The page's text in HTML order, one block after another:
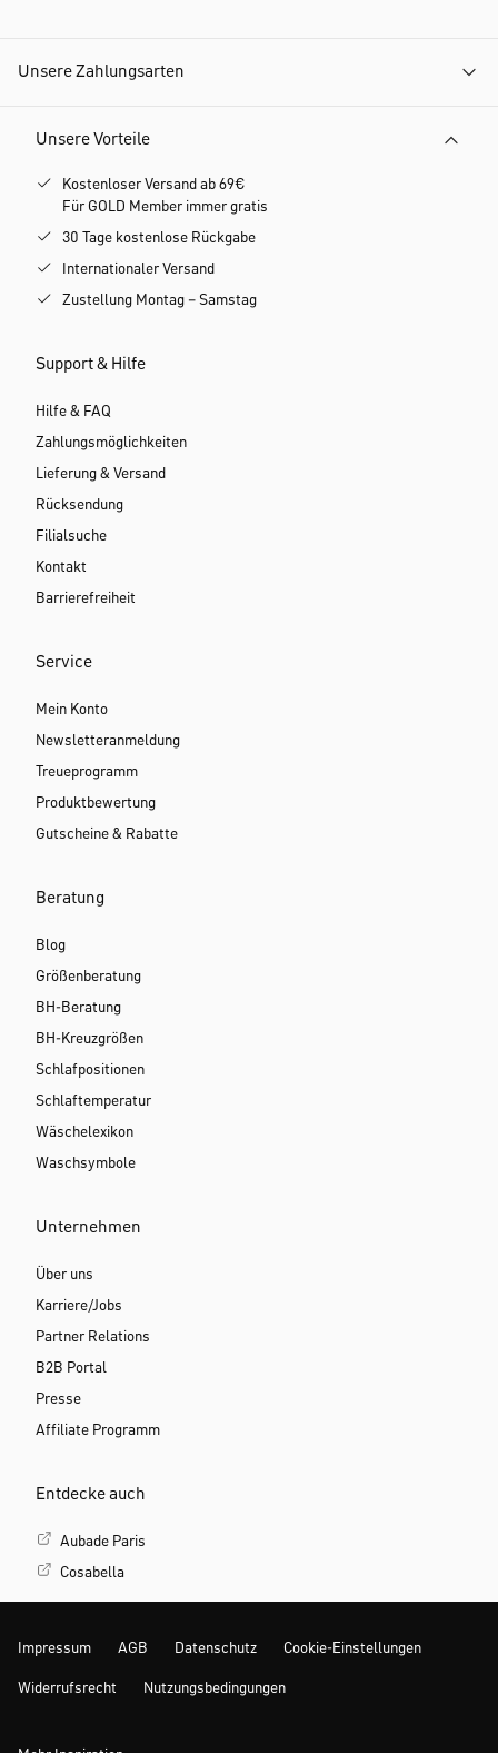
Unsere Zahlungsarten
Unsere Vorteile
Kostenloser Versand ab 69€
Für GOLD Member immer gratis
30 Tage kostenlose Rückgabe
Internationaler Versand
Zustellung Montag – Samstag
Support & Hilfe
Hilfe & FAQ
Zahlungsmöglichkeiten
Lieferung & Versand
Rücksendung
Filialsuche
Kontakt
Barrierefreiheit
Service
Mein Konto
Newsletteranmeldung
Treueprogramm
Produktbewertung
Gutscheine & Rabatte
Beratung
Blog
Größenberatung
BH-Beratung
BH-Kreuzgrößen
Schlafpositionen
Schlaftemperatur
Wäschelexikon
Waschsymbole
Unternehmen
Über uns
Karriere/Jobs
Partner Relations
B2B Portal
Presse
Affiliate Programm
Entdecke auch
Aubade Paris
Cosabella
Impressum AGB Datenschutz Cookie-Einstellungen
Widerrufsrecht Nutzungsbedingungen